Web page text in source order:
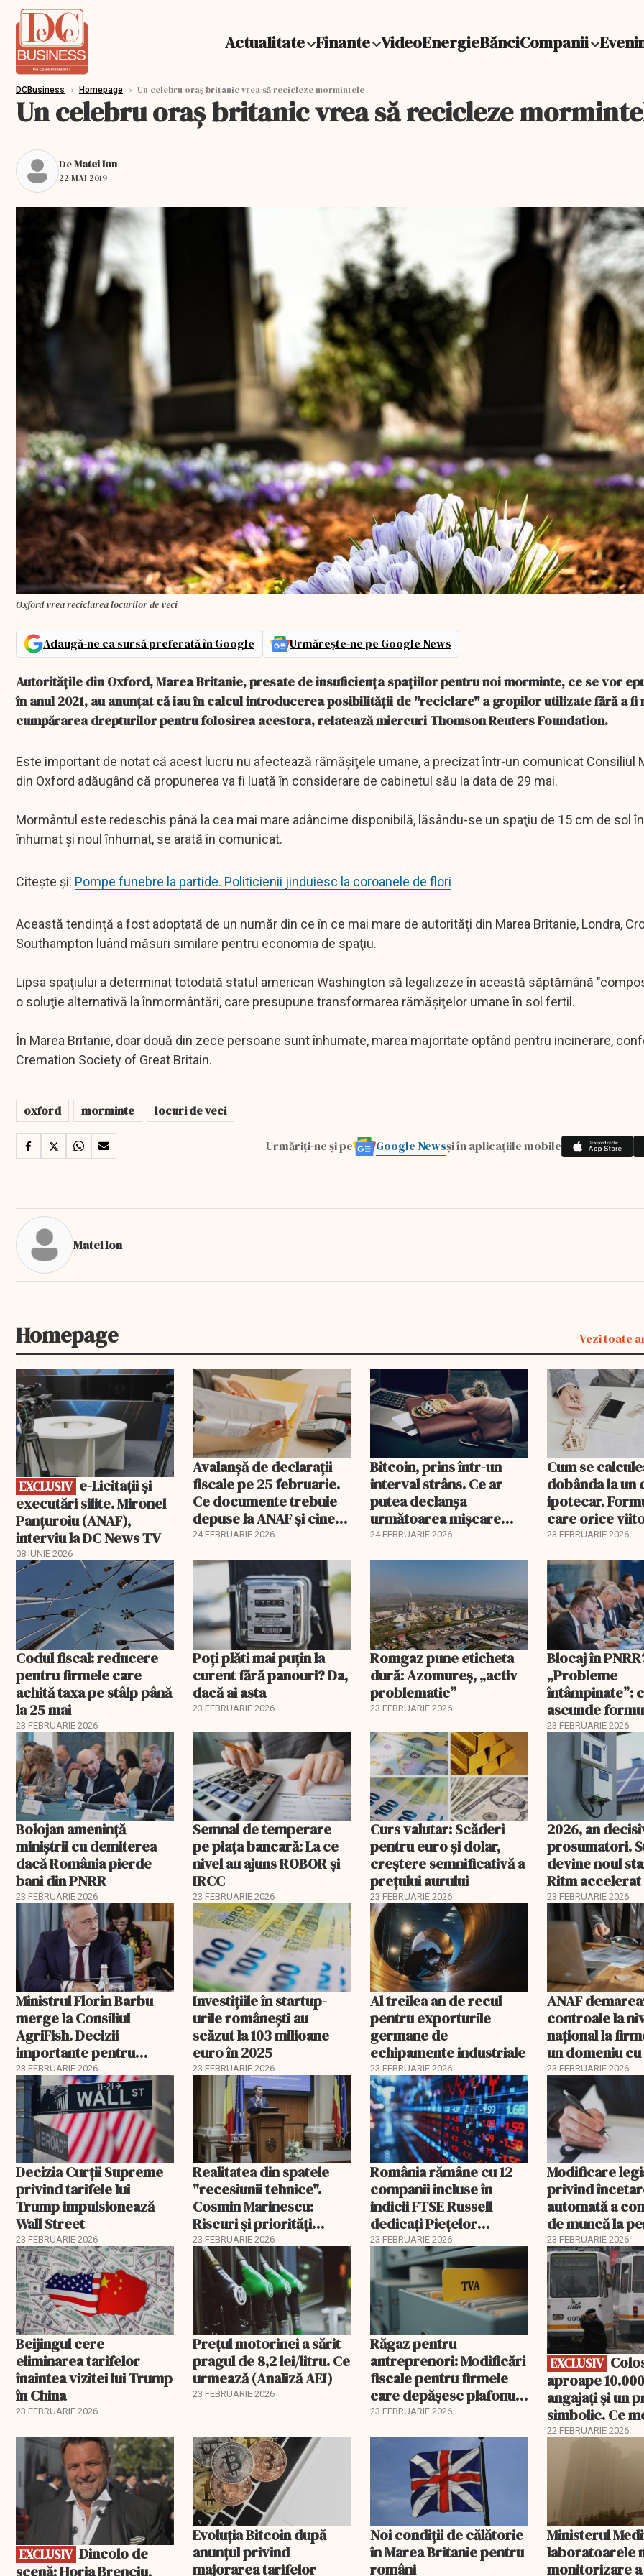
Actualitate Finante VideoEnergieBănciCompanii
DCBusiness › Homepage › Un celebru oraș britanic vrea să recicleze mormintele
Un celebru oraș britanic vrea să recicleze
DeMatei Ion
22 MAI 2019
Oxford vrea reciclarea locurilor de veci
Adaugă-ne ca sursă preferată în Google Urmărește-ne pe Google News
Autorităţile din Oxford, Marea Britanie, presate de insuficienţa spaţiilor pentru noi morminte, ce se vor
în anul 2021, au anunţat că iau în calcul introducerea posibilităţii de ''reciclare'' a gropilor utilizate fără a fi
cumpărarea drepturilor pentru folosirea acestora, relatează miercuri Thomson Reuters Foundation.
Este important de notat că acest lucru nu afectează rămăşiţele umane, a precizat într-un comunicat Consiliul
din Oxford adăugând că propunerea va fi luată în considerare de cabinetul său la data de 29 mai.
Mormântul este redeschis până la cea mai mare adâncime disponibilă, lăsându-se un spaţiu de 15 cm de sol
înhumat şi noul înhumat, se arată în comunicat.
Citește și: Pompe funebre la partide. Politicienii jinduiesc la coroanele de flori
Această tendinţă a fost adoptată de un număr din ce în ce mai mare de autorităţi din Marea Britanie, Londra,
Southampton luând măsuri similare pentru economia de spaţiu.
Lipsa spaţiului a determinat totodată statul american Washington să legalizeze în această săptămână
o soluţie alternativă la înmormântări, care presupune transformarea rămăşiţelor umane în sol fertil.
În Marea Britanie, doar două din zece persoane sunt înhumate, marea majoritate optând pentru incinerare,
Cremation Society of Great Britain.
oxford morminte locuri de veci
Urmăriți-ne și pe Google Newsși în aplicațiile mobile
Matei Ion
Homepage Vezi toate
EXCLUSIV
EXCLUSIV
executări silite. Mironel
Panțuroiu (ANAF),
interviu la DC News TV
08 IUNIE 2026
Avalanșă de declarații
fiscale pe 25 februarie.
Ce documente trebuie
depuse la ANAF și cine
este vizat
24 FEBRUARIE 2026
Bitcoin, prins într-un
interval strâns. Ce ar
putea declanșa
următoarea mișcare
majoră?
24 FEBRUARIE 2026
Cum se
dobânda la un
ipotecar.
care orice
proprietar ar
23 FEBRUARIE 2026
Codul fiscal: reducere
pentru firmele care
achită taxa pe stâlp până
la 25 mai
23 FEBRUARIE 2026
Poți plăti mai puțin la
curent fără panouri? Da,
dacă ai asta
23 FEBRUARIE 2026
Romgaz pune eticheta
dură: Azomureș, „activ
problematic”
23 FEBRUARIE 2026
Blocaj în
„Probleme
întâmpinate”:
ascunde
Guvernului
23 FEBRUARIE 2026
Bolojan amenință
miniștrii cu demiterea
dacă România pierde
bani din PNRR
23 FEBRUARIE 2026
Semnal de temperare
pe piața bancară: La ce
nivel au ajuns ROBOR şi
IRCC
23 FEBRUARIE 2026
Curs valutar: Scăderi
pentru euro și dolar,
creștere semnificativă a
prețului aurului
23 FEBRUARIE 2026
2026, an
prosumatori.
devine noul
Ritm
investiții în
baterii
23 FEBRUARIE 2026
Ministrul Florin Barbu
merge la Consiliul
AgriFish. Decizii
importante pentru
fermierii români
23 FEBRUARIE 2026
Investiţiile în startup-
urile româneşti au
scăzut la 103 milioane
euro în 2025
23 FEBRUARIE 2026
Al treilea an de recul
pentru exporturile
germane de
echipamente industriale
23 FEBRUARIE 2026
ANAF
controale la
naţional la
un domeniu
fiscal ridicat
23 FEBRUARIE 2026
Decizia Curții Supreme
privind tarifele lui
Trump impulsionează
Wall Street
23 FEBRUARIE 2026
Realitatea din spatele
"recesiunii tehnice".
Cosmin Marinescu:
Riscuri și priorități
pentru România în 2026
23 FEBRUARIE 2026
România rămâne cu 12
companii incluse în
indicii FTSE Russell
dedicați Piețelor
Emergente
23 FEBRUARIE 2026
Modificare
privind
automată a
de muncă la
23 FEBRUARIE 2026
Beijingul cere
eliminarea tarifelor
înaintea vizitei lui Trump
în China
23 FEBRUARIE 2026
Prețul motorinei a sărit
pragul de 8,2 lei/litru. Ce
urmează (Analiză AEI)
23 FEBRUARIE 2026
Răgaz pentru
antreprenori: Modificări
fiscale pentru firmele
care depășesc plafonul
de TVA
23 FEBRUARIE 2026
EXCLUSIV
EXCLUSIV
aproape
angajați și un
simbolic. Ce
putea urma:
22 FEBRUARIE 2026
EXCLUSIV
EXCLUSIV
scenă: Horia Brenciu,
Evoluția Bitcoin după
anunțul privind
majorarea tarifelor
Noi condiții de călătorie
în Marea Britanie pentru
români
Ministerul
laboratoarele
monitorizare